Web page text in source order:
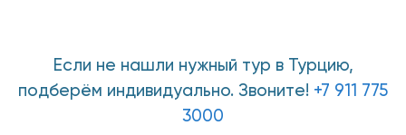
Если не нашли нужный тур в Турцию,
подберём индивидуально. Звоните! +7 911 775
3000